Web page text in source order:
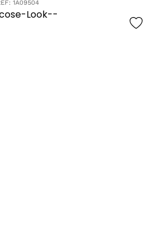
1A09504